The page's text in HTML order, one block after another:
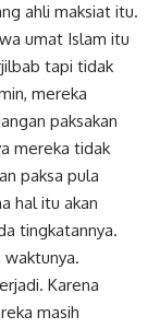
ahli maksiat itu.
umat Islam itu
tapi tidak
mereka
paksakan
mereka tidak
paksa pula
hal itu akan
tingkatannya.
waktunya.
Karena
masih